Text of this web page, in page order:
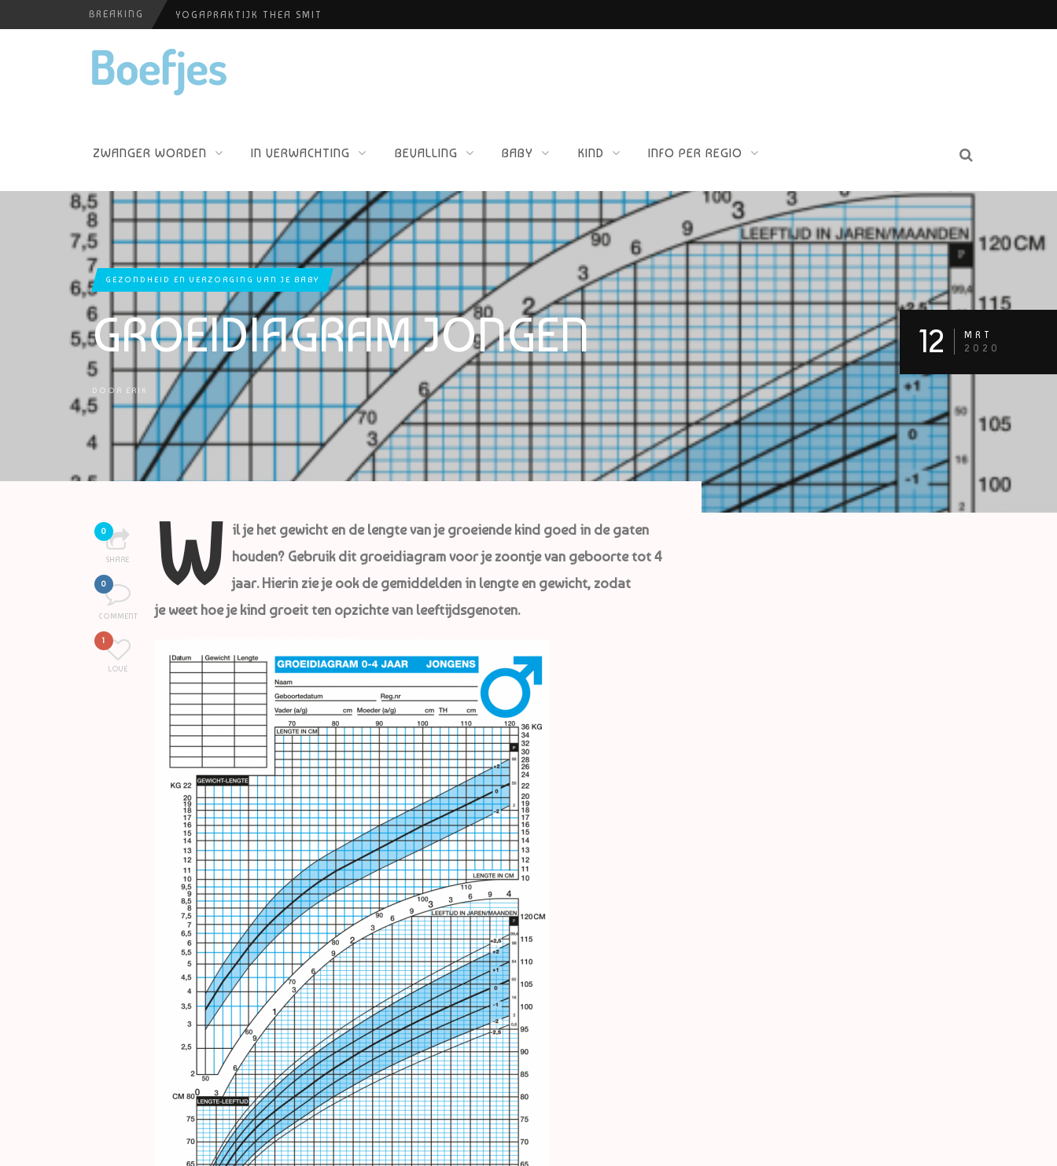
BREAKING YOGAPRAKTIJK THEA SMIT
HUISELIJKE ONGEVALLEN
ZWANGER WORDEN IN VERWACHTING BEVALLING BABY KIND INFO PER REGIO
GEZONDHEID EN VERZORGING VAN JE BABY
GROEIDIAGRAM JONGEN
DOOR ERIK
12
MRT
2020
0
SHARE
0
COMMENT
1
LOVE
W il je het gewicht en de lengte van je groeiende kind goed in de gaten
houden? Gebruik dit groeidiagram voor je zoontje van geboorte tot 4
jaar. Hierin zie je ook de gemiddelden in lengte en gewicht, zodat
je weet hoe je kind groeit ten opzichte van leeftijdsgenoten.